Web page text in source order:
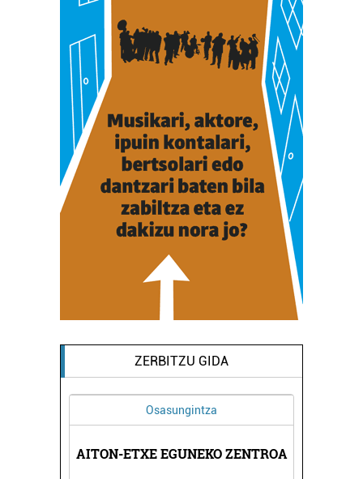
ZERBITZU GIDA
Osasungintza
AITON-ETXE EGUNEKO ZENTROA